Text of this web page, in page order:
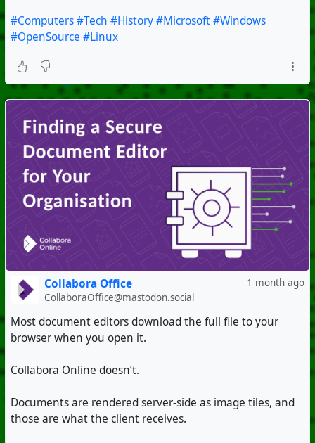
#Computers#Tech #History#Microsoft#Windows
#OpenSource #Linux
1 month ago
Collabora Office
CollaboraOffice@mastodon.social
Most document editors download the full file to your
browser when you open it.
Collabora Online doesn’t.
Documents are rendered server-side as image tiles, and
those are what the client receives.